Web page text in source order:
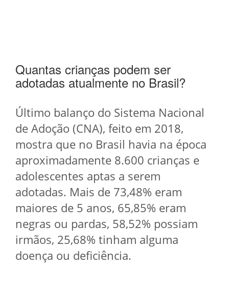
Quantas crianças podem ser
adotadas atualmente no Brasil?
Último balanço do Sistema Nacional
de Adoção (CNA), feito em 2018,
mostra que no Brasil havia na época
aproximadamente 8.600 crianças e
adolescentes aptas a serem
adotadas. Mais de 73,48% eram
maiores de 5 anos, 65,85% eram
negras ou pardas, 58,52% possiam
irmãos, 25,68% tinham alguma
doença ou deficiência.